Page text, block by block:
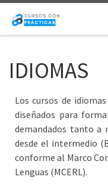
Saltar al contenido
IDIOMAS
Los cursos de
diseñados para
demandados tanto a
desde el intermedio
conforme al Marco
Lenguas (MCERL).